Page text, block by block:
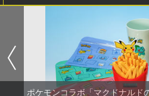
ポケモンコラボ「マクドナルド